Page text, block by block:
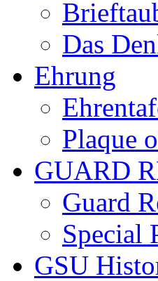
Das
Ehrung
Plaque
GUARD
Guard
Special
GSU